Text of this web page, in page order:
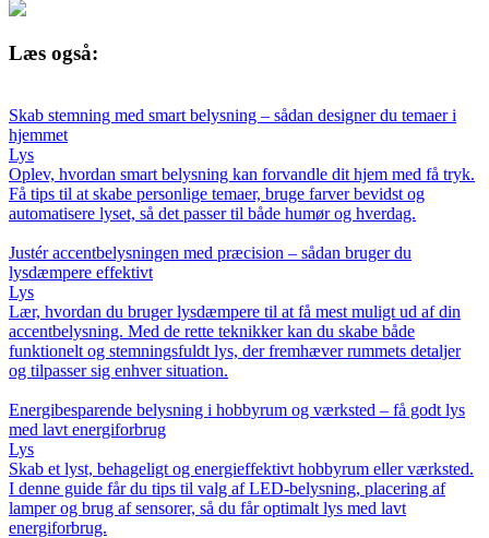
Læs også:
Skab stemning med smart belysning – sådan designer du temaer i
hjemmet
Lys
Oplev, hvordan smart belysning kan forvandle dit hjem med få tryk.
Få tips til at skabe personlige temaer, bruge farver bevidst og
automatisere lyset, så det passer til både humør og hverdag.
Justér accentbelysningen med præcision – sådan bruger du
lysdæmpere effektivt
Lys
Lær, hvordan du bruger lysdæmpere til at få mest muligt ud af din
accentbelysning. Med de rette teknikker kan du skabe både
funktionelt og stemningsfuldt lys, der fremhæver rummets detaljer
og tilpasser sig enhver situation.
Energibesparende belysning i hobbyrum og værksted – få godt lys
med lavt energiforbrug
Lys
Skab et lyst, behageligt og energieffektivt hobbyrum eller værksted.
I denne guide får du tips til valg af LED-belysning, placering af
lamper og brug af sensorer, så du får optimalt lys med lavt
energiforbrug.